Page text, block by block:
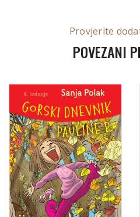
Provjerite
POVEZANI